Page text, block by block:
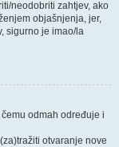
neodobriti zahtjev, ako
objašnjenja, jer,
sigurno je imao/la
odmah određuje i
otvaranje nove